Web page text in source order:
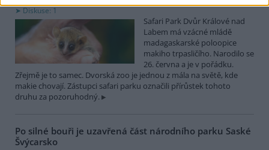
Diskuse: 1
Safari Park Dvůr Králové nad
Labem má vzácné mládě
madagaskarské poloopice
makiho trpasličího. Narodilo se
26. června a je v pořádku.
Zřejmě je to samec. Dvorská zoo je jednou z mála na světě, kde
makie chovají. Zástupci safari parku označili přírůstek tohoto
druhu za pozoruhodný.
Po silné bouři je uzavřená část národního parku Saské
Švýcarsko